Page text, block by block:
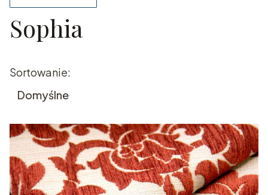
Koniec filtrów
Sophia
Lista produktów
Sortowanie:
Domyślne